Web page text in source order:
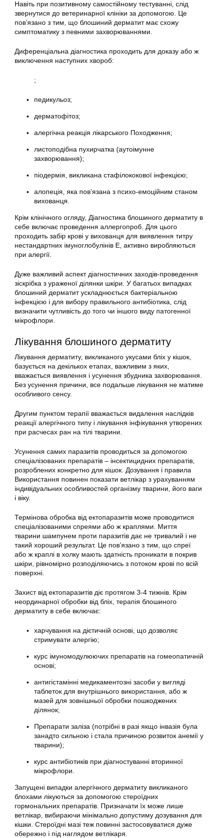
Навіть при позитивному самостійному тестуванні, слід
звернутися до ветеринарної клініки за допомогою. Це
пов’язано з тим, що блошиний дерматит має схожу
симптоматику з певними захворюваннями.
Диференціальна діагностика проходить для доказу або ж
виключення наступних хвороб:
;
педикульоз;
дерматофітоз;
алергічна реакція лікарського Походження;
листоподібна пухирчатка (аутоімунне
захворювання);
піодермія, викликана стафілококової інфекцією;
алопеція, яка пов’язана з психо-емоційним станом
вихованця.
Крім клінічного огляду, Діагностика блошиного дерматиту в
себе включає проведення аллергопроб. Для цього
проходить забір крові у вихованця для виявлення титру
нестандартних імуноглобулінів Е, активно виробляються
при алергії.
Дуже важливий аспект діагностичних заходів-проведення
зіскрібка з ураженої ділянки шкіри. У багатьох випадках
блошиний дерматит ускладнюється бактеріальною
інфекцією і для вибору правильного антибіотика, слід
визначити чутливість до того чи іншого виду патогенної
мікрофлори.
Лікування блошиного дерматиту
Лікування дерматиту, викликаного укусами бліх у кішок,
базується на декількох етапах, важливим з яких,
вважається виявлення і усунення збудника захворювання.
Без усунення причини, все подальше лікування не матиме
особливого сенсу.
Другим пунктом терапії вважається видалення наслідків
реакції алергічного типу і лікування інфікування утворених
при расчесах ран на тілі тварини.
Усунення самих паразитів проводиться за допомогою
спеціалізованих препаратів – інсектицидних препаратів,
розроблених конкретно для кішок. Дозування і правила
Використання повинен показати ветлікар з урахуванням
індивідуальних особливостей організму тварини, його ваги
і віку.
Термінова обробка від ектопаразитів може проводитися
спеціалізованими спреями або ж краплями. Миття
тварини шампунем проти паразитів дає не тривалий і не
такий хороший результат. Це пов’язано з тим, що спреї
або ж краплі в холку мають здатність проникати в покрив
шкіри, рівномірно розподіляючись з потоком крові по всій
поверхні.
Захист від ектопаразитів діє протягом 3-4 тижнів. Крім
неординарної обробки від бліх, терапія блошиного
дерматиту в себе включає:
харчування на дієтичній основі, що дозволяє
стримувати алергію;
курс імуномодулюючих препаратів на гомеопатичній
основі;
антигістамінні медикаментозні засоби у вигляді
таблеток для внутрішнього використання, або ж
мазей для зовнішньої обробки пошкоджених
ділянок;
Препарати заліза (потрібні в разі якщо інвазія була
занадто сильною і стала причиною розвиток анемії у
тварини);
курс антибіотиків при діагностуванні вторинної
мікрофлори.
Запущені випадки алергічного дерматиту викликаного
блохами лікуються за допомогою стероїдних
гормональних препаратів. Призначати їх може лише
ветлікар, вибираючи мінімально допустиму дозування для
кішки. Стероїдні мазі теж повинні застосовуватися дуже
обережно і під наглядом ветлікаря.